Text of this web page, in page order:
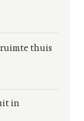
ruimte thuis
in